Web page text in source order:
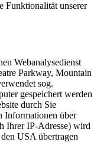
Funktionalität unserer
Webanalysedienst
Parkway, Mountain
sog.
gespeichert werden
durch Sie
Informationen über
Ihrer IP-Adresse) wird
USA übertragen